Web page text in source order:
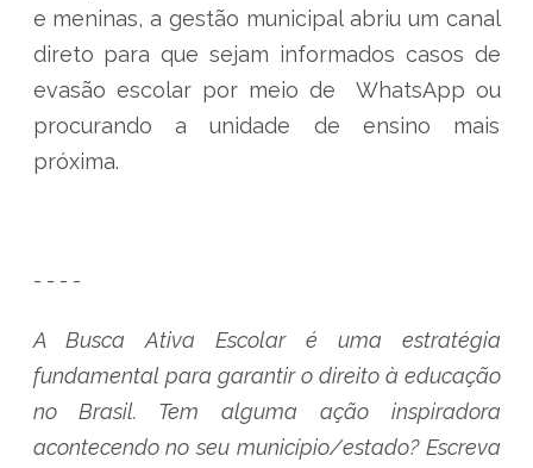
e meninas, a gestão municipal abriu um canal
direto para que sejam informados casos de
evasão escolar por meio de WhatsApp ou
procurando a unidade de ensino mais
próxima.
- - - -
A Busca Ativa Escolar é uma estratégia
fundamental para garantir o direito à educação
no Brasil. Tem alguma ação inspiradora
acontecendo no seu município/estado? Escreva